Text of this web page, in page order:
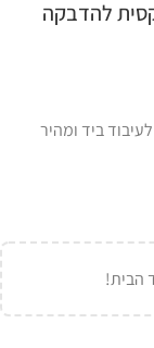
להדבקה
ביד ומהיר
הבית!